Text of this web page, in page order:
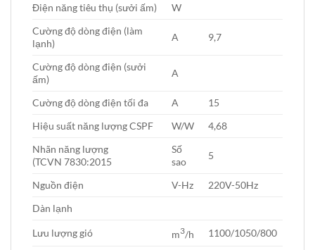
Điện năng tiêu thụ (sưởi ấm)
W
Cường độ dòng điện (làm
lạnh)
A 9,7
Cường độ dòng điện (sưởi
ấm)
A
Cường độ dòng điện tối đa A
15
Hiệu suất năng lượng CSPF
W/W
4,68
Nhãn năng lượng
(TCVN 7830:2015
Số
sao
5
Nguồn điện V-Hz
220V-50Hz
Dàn lạnh
Lưu lượng gió m3/h 1100/1050/800